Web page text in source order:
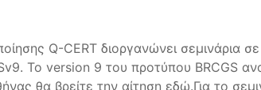
Q-CERT διοργανώνει σεμινάρια
Το version 9 του προτύπου BRCGS
θα βρείτε την αίτηση εδώ.Για το